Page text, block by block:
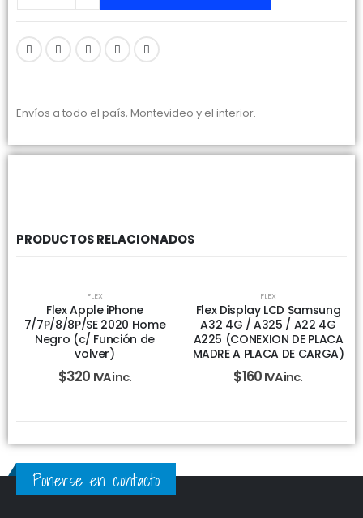
Envíos a todo el país, Montevideo y el interior.
PRODUCTOS RELACIONADOS
FLEX
Flex Apple iPhone
7/7P/8/8P/SE 2020 Home
Negro (c/ Función de
volver)
$320 IVA inc.
FLEX
Flex Display LCD Samsung
A32 4G / A325 / A22 4G
A225 (CONEXION DE PLACA
MADRE A PLACA DE CARGA)
$160 IVA inc.
Ponerse en contacto